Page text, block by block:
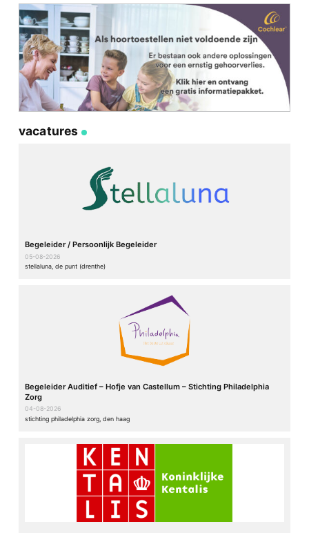
vacatures
Begeleider / Persoonlijk Begeleider
05-08-2026
stellaluna, de punt (drenthe)
Begeleider Auditief – Hofje van Castellum – Stichting Philadelphia
Zorg
04-08-2026
stichting philadelphia zorg, den haag